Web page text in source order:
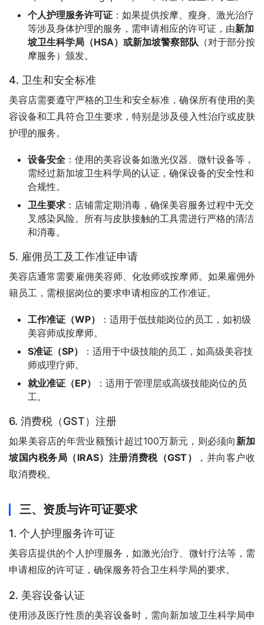
个人护理服务许可证 ：如果提供按摩、瘦身、激光治疗
等涉及身体护理的服务，需申请相应的许可证，由新加
坡卫生科学局（HSA）或新加坡警察部队 （对于部分按
摩服务）颁发。
4. 卫生和安全标准
美容店需要遵守严格的卫生和安全标准，确保所有使用的美
容设备和工具符合卫生要求，特别是涉及侵入性治疗或皮肤
护理的服务。
设备安全 ：使用的美容设备如激光仪器、微针设备等，
需经过新加坡卫生科学局的认证，确保设备的安全性和
合规性。
卫生要求 ：店铺需定期消毒，确保美容服务过程中无交
叉感染风险。所有与皮肤接触的工具需进行严格的清洁
和消毒。
5. 雇佣员工及工作准证申请
美容店通常需要雇佣美容师、化妆师或按摩师。如果雇佣外
籍员工，需根据岗位的要求申请相应的工作准证。
工作准证（WP）
：适用于低技能岗位的员工，如初级
美容师或按摩师。
S准证（SP）
：适用于中级技能的员工，如高级美容技
师或理疗师。
就业准证（EP）
：适用于管理层或高级技能岗位的员
工。
6. 消费税（GST）注册
如果美容店的年营业额预计超过100万新元，则必须向新加
坡国内税务局（IRAS）注册消费税（GST）
，并向客户收
取消费税。
三、资质与许可证要求
1. 个人护理服务许可证
美容店提供的个人护理服务，如激光治疗、微针疗法等，需
申请相应的许可证，确保服务符合卫生科学局的要求。
2. 美容设备认证
使用涉及医疗性质的美容设备时，需向新加坡卫生科学局申